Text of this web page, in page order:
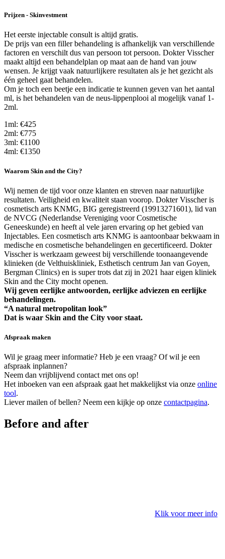
Prijzen - Skinvestment
Het eerste injectable consult is altijd gratis.
De prijs van een filler behandeling is afhankelijk van verschillende
factoren en verschilt dus van persoon tot persoon. Dokter Visscher
maakt altijd een behandelplan op maat aan de hand van jouw
wensen. Je krijgt vaak natuurlijkere resultaten als je het gezicht als
één geheel gaat behandelen.
Om je toch een beetje een indicatie te kunnen geven van het aantal
ml, is het behandelen van de neus-lippenplooi al mogelijk vanaf 1-
2ml.
1ml: €425
2ml: €775
3ml: €1100
4ml: €1350
Waarom Skin and the City?
Wij nemen de tijd voor onze klanten en streven naar natuurlijke
resultaten. Veiligheid en kwaliteit staan voorop. Dokter Visscher is
cosmetisch arts KNMG, BIG geregistreerd (19913271601), lid van
de NVCG (Nederlandse Vereniging voor Cosmetische
Geneeskunde) en heeft al vele jaren ervaring op het gebied van
Injectables. Een cosmetisch arts KNMG is aantoonbaar bekwaam in
medische en cosmetische behandelingen en gecertificeerd. Dokter
Visscher is werkzaam geweest bij verschillende toonaangevende
klinieken (de Velthuiskliniek, Esthetisch centrum Jan van Goyen,
Bergman Clinics) en is super trots dat zij in 2021 haar eigen kliniek
Skin and the City mocht openen.
Wij geven eerlijke antwoorden, eerlijke adviezen en eerlijke
behandelingen.
“A natural metropolitan look”
Dat is waar Skin and the City voor staat.
Afspraak maken
Wil je graag meer informatie? Heb je een vraag? Of wil je een
afspraak inplannen?
Neem dan vrijblijvend contact met ons op!
Het inboeken van een afspraak gaat het makkelijkst via onze online
tool.
Liever mailen of bellen? Neem een kijkje op onze contactpagina.
Before and after
Klik voor meer info